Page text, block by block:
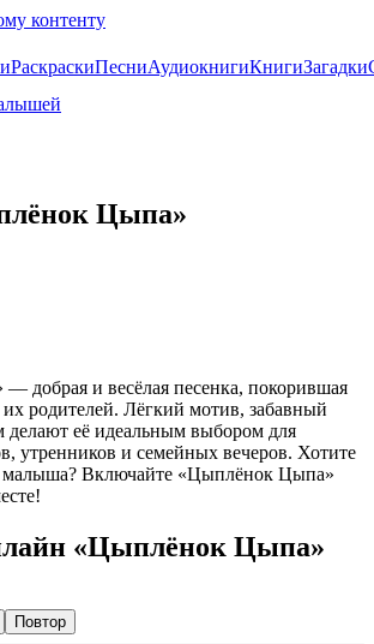
контенту
РаскраскиПесниАудиокнигиКнигиЗагадки
Цыпа»
добрая и весёлая песенка, покорившая
родителей. Лёгкий мотив, забавный
делают её идеальным выбором для
утренников и семейных вечеров. Хотите
малыша? Включайте «Цыплёнок Цыпа»
«Цыплёнок Цыпа»
Повтор